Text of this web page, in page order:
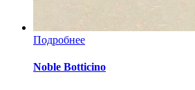
Подробнее
Noble Botticino